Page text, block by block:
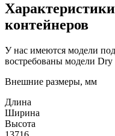
контейнеров
У нас имеются модели
востребованы модели Dry
Внешние размеры, мм
Длина
Ширина
Высота